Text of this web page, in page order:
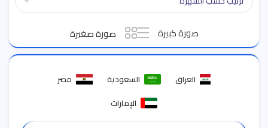
صورة كبيرة صورة صغيرة
العراق السعودية
مصر
الإمارات